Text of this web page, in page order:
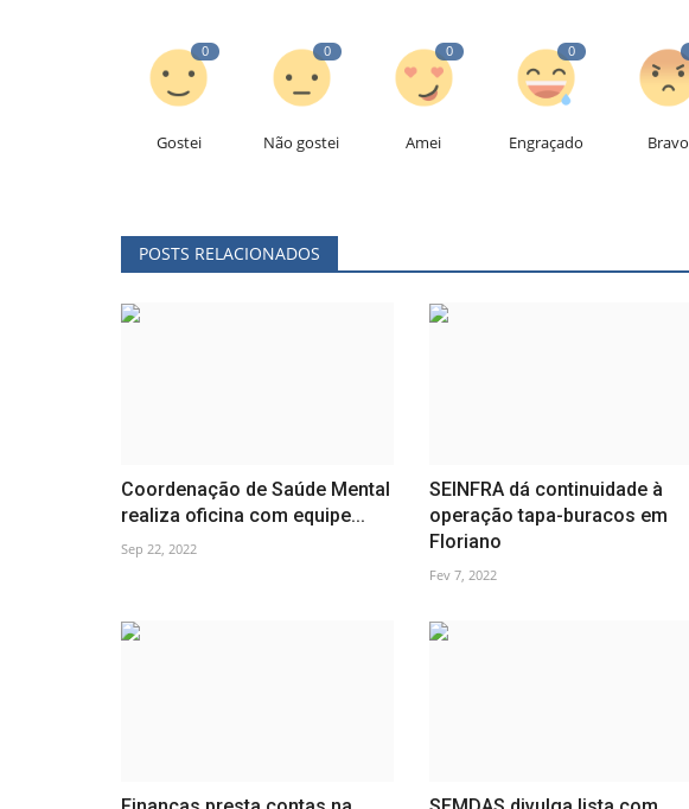
0
Gostei
0
Não gostei
0
Amei
0
Engraçado Bravo
POSTS RELACIONADOS
Coordenação de Saúde Mental
realiza oficina com equipe...
Sep 22, 2022
SEINFRA dá continuidade à
operação tapa-buracos em
Floriano
Fev 7, 2022